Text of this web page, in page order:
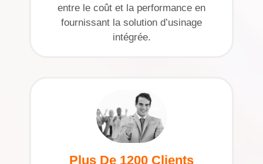
entre le coût et la performance en
fournissant la solution d’usinage
intégrée.
Plus De 1200 Clients